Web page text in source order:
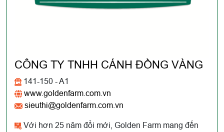
CÔNG TY TNHH CÁNH ĐỒNG VÀNG
141-150 - A1
www.goldenfarm.com.vn
sieuthi@goldenfarm.com.vn
Với hơn 25 năm đổi mới, Golden Farm mang đến